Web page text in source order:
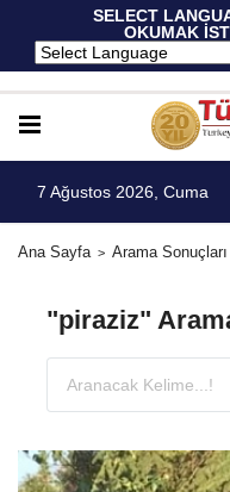
SELECT
OKUMAK
7 Ağustos 2026, Cuma
Ana Sayfa Arama Sonuçları
"piraziz"